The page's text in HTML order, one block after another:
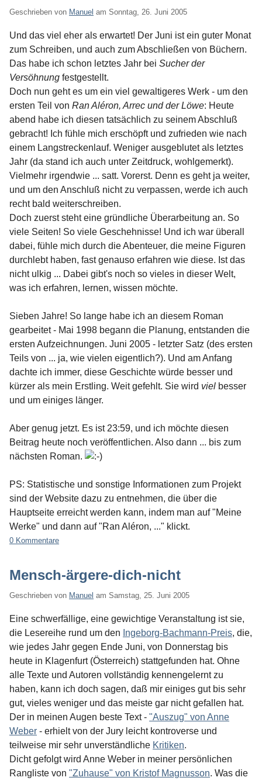
Geschrieben von Manuel am Sonntag, 26. Juni 2005
Und das viel eher als erwartet! Der Juni ist ein guter Monat
zum Schreiben, und auch zum Abschließen von Büchern.
Das habe ich schon letztes Jahr bei Sucher der
Versöhnung festgestellt.
Doch nun geht es um ein viel gewaltigeres Werk - um den
ersten Teil von Ran Aléron, Arrec und der Löwe: Heute
abend habe ich diesen tatsächlich zu seinem Abschluß
gebracht! Ich fühle mich erschöpft und zufrieden wie nach
einem Langstreckenlauf. Weniger ausgeblutet als letztes
Jahr (da stand ich auch unter Zeitdruck, wohlgemerkt).
Vielmehr irgendwie ... satt. Vorerst. Denn es geht ja weiter,
und um den Anschluß nicht zu verpassen, werde ich auch
recht bald weiterschreiben.
Doch zuerst steht eine gründliche Überarbeitung an. So
viele Seiten! So viele Geschehnisse! Und ich war überall
dabei, fühle mich durch die Abenteuer, die meine Figuren
durchlebt haben, fast genauso erfahren wie diese. Ist das
nicht ulkig ... Dabei gibt's noch so vieles in dieser Welt,
was ich erfahren, lernen, wissen möchte.
Sieben Jahre! So lange habe ich an diesem Roman
gearbeitet - Mai 1998 begann die Planung, entstanden die
ersten Aufzeichnungen. Juni 2005 - letzter Satz (des ersten
Teils von ... ja, wie vielen eigentlich?). Und am Anfang
dachte ich immer, diese Geschichte würde besser und
kürzer als mein Erstling. Weit gefehlt. Sie wird viel besser
und um einiges länger.
Aber genug jetzt. Es ist 23:59, und ich möchte diesen
Beitrag heute noch veröffentlichen. Also dann ... bis zum
nächsten Roman.
PS: Statistische und sonstige Informationen zum Projekt
sind der Website dazu zu entnehmen, die über die
Hauptseite erreicht werden kann, indem man auf "Meine
Werke" und dann auf "Ran Aléron, ..." klickt.
0 Kommentare
Mensch-ärgere-dich-nicht
Geschrieben von Manuel am Samstag, 25. Juni 2005
Eine schwerfällige, eine gewichtige Veranstaltung ist sie,
die Lesereihe rund um den Ingeborg-Bachmann-Preis, die,
wie jedes Jahr gegen Ende Juni, von Donnerstag bis
heute in Klagenfurt (Österreich) stattgefunden hat. Ohne
alle Texte und Autoren vollständig kennengelernt zu
haben, kann ich doch sagen, daß mir einiges gut bis sehr
gut, vieles weniger und das meiste gar nicht gefallen hat.
Der in meinen Augen beste Text - "Auszug" von Anne
Weber - erhielt von der Jury leicht kontroverse und
teilweise mir sehr unverständliche Kritiken.
Dicht gefolgt wird Anne Weber in meiner persönlichen
Rangliste von "Zuhause" von Kristof Magnusson. Was die